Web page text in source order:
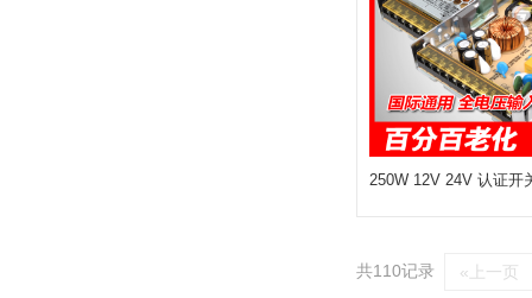
250W 12V 24V 认证开
共110记录 «上一页